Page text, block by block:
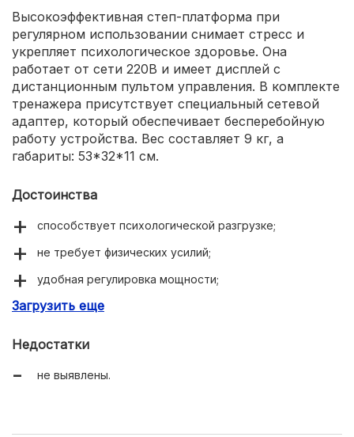
Высокоэффективная степ-платформа при
регулярном использовании снимает стресс и
укрепляет психологическое здоровье. Она
работает от сети 220В и имеет дисплей с
дистанционным пультом управления. В комплекте
тренажера присутствует специальный сетевой
адаптер, который обеспечивает бесперебойную
работу устройства. Вес составляет 9 кг, а
габариты: 53*32*11 см.
Достоинства
способствует психологической разгрузке;
не требует физических усилий;
удобная регулировка мощности;
занятия всего по 10 минут в день.
Загрузить еще
Недостатки
не выявлены.